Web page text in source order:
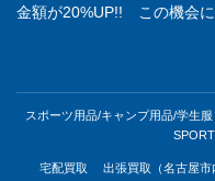
金額が20%UP!! この機会に
スポーツ用品/キャンプ用品/学生
宅配買取 出張買取（名古屋市